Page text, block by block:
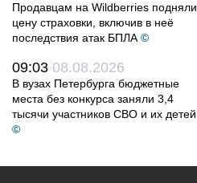
Продавцам на Wildberries подняли
цену страховки, включив в неё
последствия атак БПЛА ©
09:03 08.08.2026
В вузах Петербурга бюджетные
места без конкурса заняли 3,4
тысячи участников СВО и их детей
©